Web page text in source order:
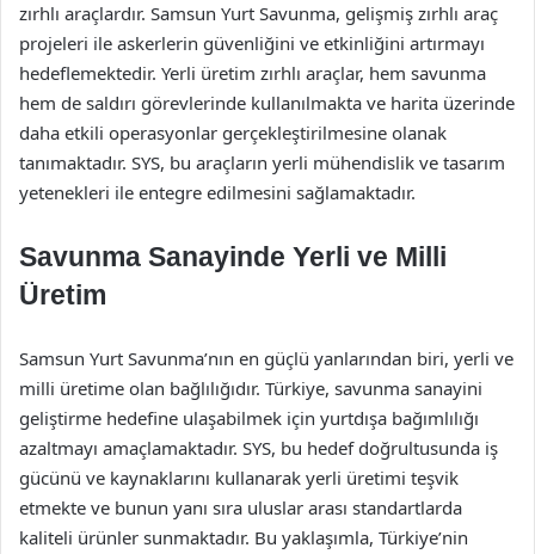
zırhlı araçlardır. Samsun Yurt Savunma, gelişmiş zırhlı araç
projeleri ile askerlerin güvenliğini ve etkinliğini artırmayı
hedeflemektedir. Yerli üretim zırhlı araçlar, hem savunma
hem de saldırı görevlerinde kullanılmakta ve harita üzerinde
daha etkili operasyonlar gerçekleştirilmesine olanak
tanımaktadır. SYS, bu araçların yerli mühendislik ve tasarım
yetenekleri ile entegre edilmesini sağlamaktadır.
Savunma Sanayinde Yerli ve Milli
Üretim
Samsun Yurt Savunma’nın en güçlü yanlarından biri, yerli ve
milli üretime olan bağlılığıdır. Türkiye, savunma sanayini
geliştirme hedefine ulaşabilmek için yurtdışa bağımlılığı
azaltmayı amaçlamaktadır. SYS, bu hedef doğrultusunda iş
gücünü ve kaynaklarını kullanarak yerli üretimi teşvik
etmekte ve bunun yanı sıra uluslar arası standartlarda
kaliteli ürünler sunmaktadır. Bu yaklaşımla, Türkiye’nin